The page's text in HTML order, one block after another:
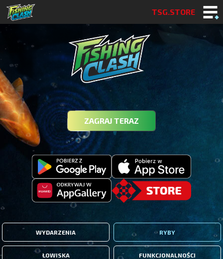
TSG.STORE
ZAGRAJ TERAZ
WYDARZENIA RYBY
ŁOWISKA FUNKCJONALNOŚCI